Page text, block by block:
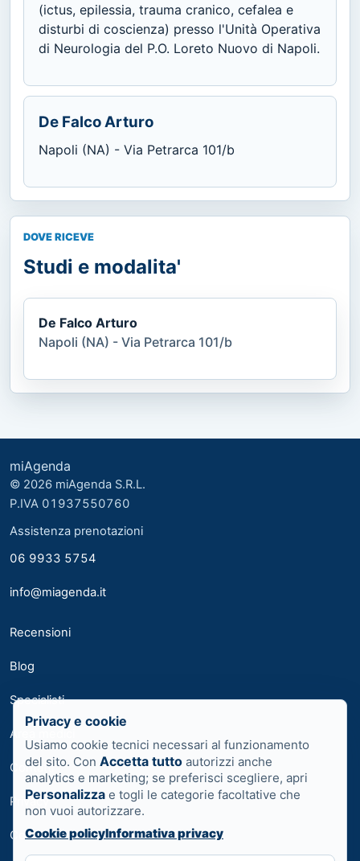
(ictus, epilessia, trauma cranico, cefalea e
disturbi di coscienza) presso l'Unità Operativa
di Neurologia del P.O. Loreto Nuovo di Napoli.
De Falco Arturo
Napoli (NA) - Via Petrarca 101/b
DOVE RICEVE
Studi e modalita'
De Falco Arturo
Napoli (NA) - Via Petrarca 101/b
miAgenda
© 2026 miAgenda S.R.L.
P.IVA 01937550760
Assistenza prenotazioni
06 9933 5754
info@miagenda.it
Recensioni
Blog
Specialisti
Area medici
Contatti
Privacy
Cookie
Privacy e cookie
Usiamo cookie tecnici necessari al funzionamento
del sito. Con Accetta tutto autorizzi anche
analytics e marketing; se preferisci scegliere, apri
Personalizza e togli le categorie facoltative che
non vuoi autorizzare.
Cookie policyInformativa privacy